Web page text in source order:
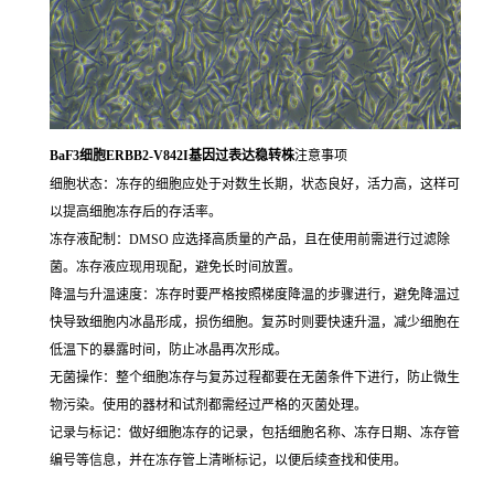
BaF3细胞ERBB2-V842I基因过表达稳转株注意事项
细胞状态：冻存的细胞应处于对数生长期，状态良好，活力高，这样可
以提高细胞冻存后的存活率。
冻存液配制：DMSO 应选择高质量的产品，且在使用前需进行过滤除
菌。冻存液应现用现配，避免长时间放置。
降温与升温速度：冻存时要严格按照梯度降温的步骤进行，避免降温过
快导致细胞内冰晶形成，损伤细胞。复苏时则要快速升温，减少细胞在
低温下的暴露时间，防止冰晶再次形成。
无菌操作：整个细胞冻存与复苏过程都要在无菌条件下进行，防止微生
物污染。使用的器材和试剂都需经过严格的灭菌处理。
记录与标记：做好细胞冻存的记录，包括细胞名称、冻存日期、冻存管
编号等信息，并在冻存管上清晰标记，以便后续查找和使用。